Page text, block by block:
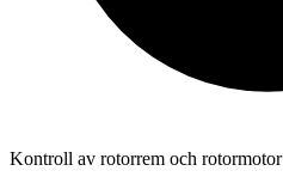
Kontroll av rotorrem och rotormotor